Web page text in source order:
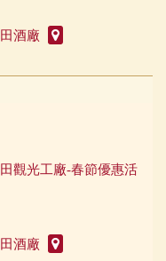
酒廠
觀光工廠-春節優惠活
酒廠